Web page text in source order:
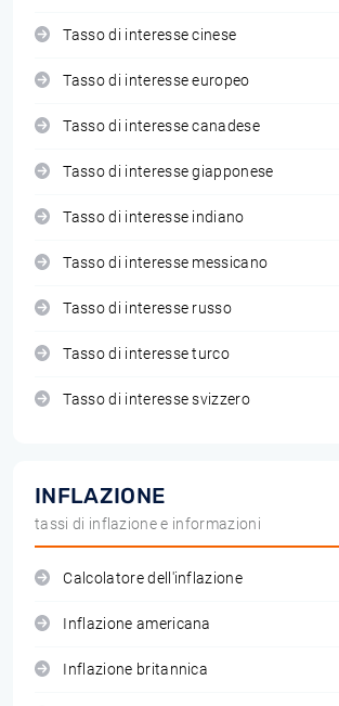
Tasso di interesse cinese
Tasso di interesse europeo
Tasso di interesse canadese
Tasso di interesse giapponese
Tasso di interesse indiano
Tasso di interesse messicano
Tasso di interesse russo
Tasso di interesse turco
Tasso di interesse svizzero
INFLAZIONE
tassi di inflazione e informazioni
Calcolatore dell'inflazione
Inflazione americana
Inflazione britannica